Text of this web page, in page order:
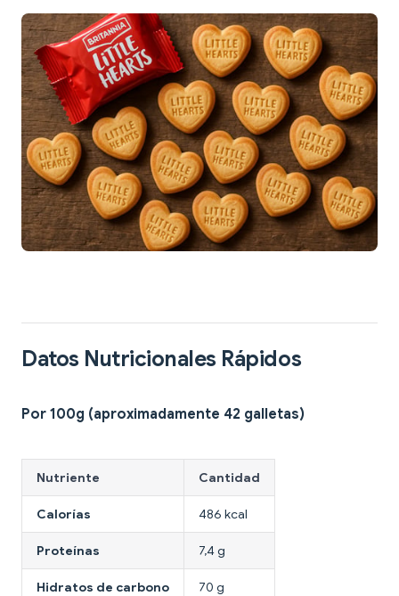
Datos Nutricionales Rápidos
Por 100g (aproximadamente 42 galletas)
Nutriente Cantidad
Calorías 486 kcal
Proteínas 7,4 g
Hidratos de carbono 70 g